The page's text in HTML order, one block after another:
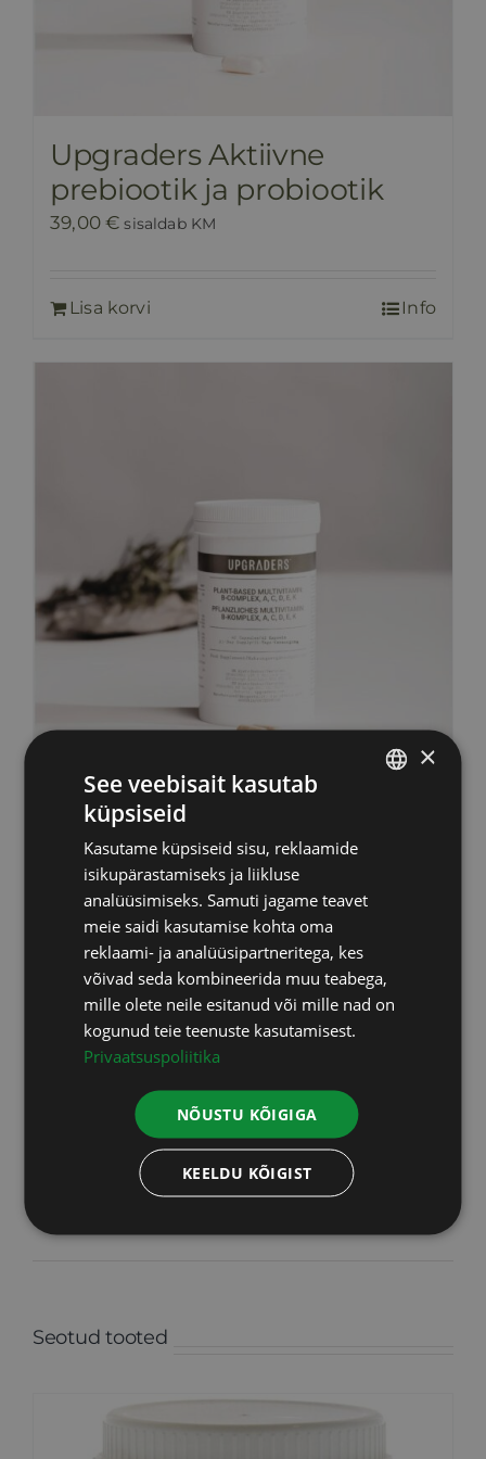
Upgraders Aktiivne
prebiootik ja probiootik
39,00€ sisaldab KM
Lisa korvi Info
Upgraders Multivitamiin
39,00€ sisaldab KM
Lisa korvi
Share On
Facebook
Tweet This
Product
Pin This
Email This
Seotud tooted
×
See veebisait kasutab
küpsiseid
Kasutame küpsiseid sisu, reklaamide
isikupärastamiseks ja liikluse
analüüsimiseks. Samuti jagame teavet
meie saidi kasutamise kohta oma
reklaami- ja analüüsipartneritega, kes
võivad seda kombineerida muu teabega,
mille olete neile esitanud või mille nad on
kogunud teie teenuste kasutamisest.
Privaatsuspoliitika
NÕUSTU KÕIGIGA
KEELDU KÕIGIST